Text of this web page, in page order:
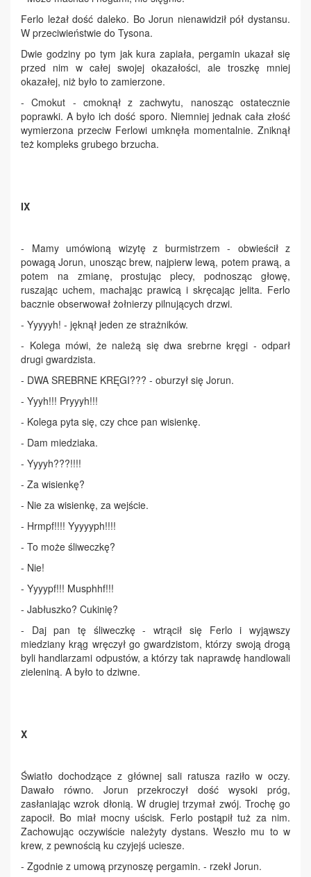
Ferlo leżał dość daleko. Bo Jorun nienawidził pół dystansu.
W przeciwieństwie do Tysona.
Dwie godziny po tym jak kura zapiała, pergamin ukazał się
przed nim w całej swojej okazałości, ale troszkę mniej
okazałej, niż było to zamierzone.
- Cmokut - cmoknął z zachwytu, nanosząc ostatecznie
poprawki. A było ich dość sporo. Niemniej jednak cała złość
wymierzona przeciw Ferlowi umknęła momentalnie. Zniknął
też kompleks grubego brzucha.
IX
- Mamy umówioną wizytę z burmistrzem - obwieścił z
powagą Jorun, unosząc brew, najpierw lewą, potem prawą, a
potem na zmianę, prostując plecy, podnosząc głowę,
ruszając uchem, machając prawicą i skręcając jelita. Ferlo
bacznie obserwował żołnierzy pilnujących drzwi.
- Yyyyyh! - jęknął jeden ze strażników.
- Kolega mówi, że należą się dwa srebrne kręgi - odparł
drugi gwardzista.
- DWA SREBRNE KRĘGI??? - oburzył się Jorun.
- Yyyh!!! Pryyyh!!!
- Kolega pyta się, czy chce pan wisienkę.
- Dam miedziaka.
- Yyyyh???!!!!
- Za wisienkę?
- Nie za wisienkę, za wejście.
- Hrmpf!!!! Yyyyyph!!!!
- To może śliweczkę?
- Nie!
- Yyyypf!!! Musphhf!!!
- Jabłuszko? Cukinię?
- Daj pan tę śliweczkę - wtrącił się Ferlo i wyjąwszy
miedziany krąg wręczył go gwardzistom, którzy swoją drogą
byli handlarzami odpustów, a którzy tak naprawdę handlowali
zieleniną. A było to dziwne.
X
Światło dochodzące z głównej sali ratusza raziło w oczy.
Dawało równo. Jorun przekroczył dość wysoki próg,
zasłaniając wzrok dłonią. W drugiej trzymał zwój. Trochę go
zapocił. Bo miał mocny uścisk. Ferlo postąpił tuż za nim.
Zachowując oczywiście należyty dystans. Weszło mu to w
krew, z pewnością ku czyjejś uciesze.
- Zgodnie z umową przynoszę pergamin. - rzekł Jorun.